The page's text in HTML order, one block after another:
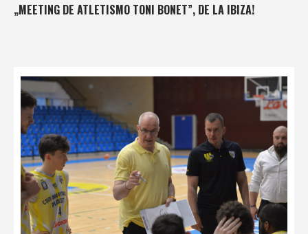
„MEETING DE ATLETISMO TONI BONET”, DE LA IBIZA!